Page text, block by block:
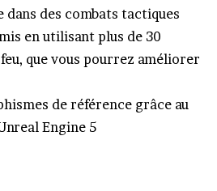
dans des combats tactiques
en utilisant plus de 30
que vous pourrez améliorer
de référence grâce au
Engine 5